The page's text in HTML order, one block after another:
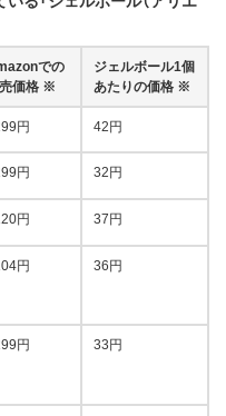
での
価格 ※
ジェルボール1個
あたりの価格 ※
円 42円
円 32円
円 37円
円 36円
円 33円